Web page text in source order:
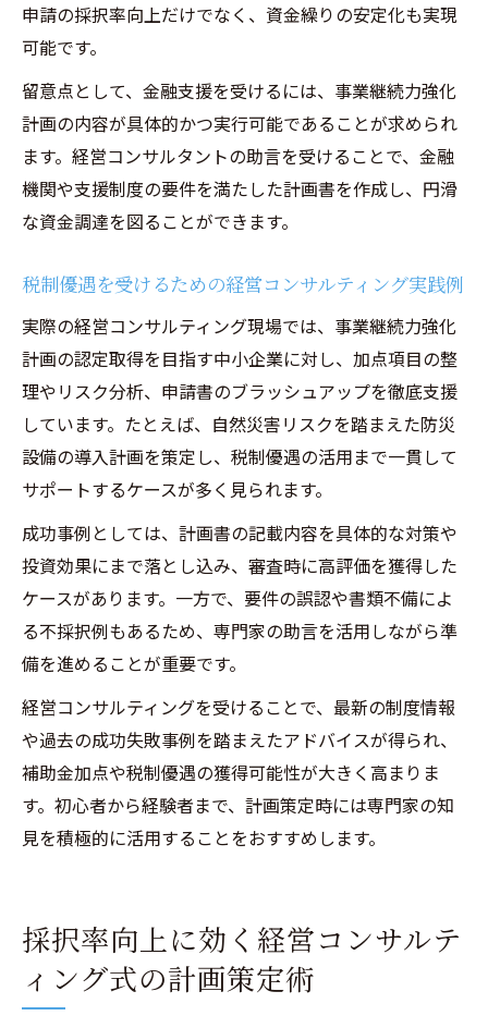
申請の採択率向上だけでなく、資金繰りの安定化も実現
可能です。
留意点として、金融支援を受けるには、事業継続力強化
計画の内容が具体的かつ実行可能であることが求められ
ます。経営コンサルタントの助言を受けることで、金融
機関や支援制度の要件を満たした計画書を作成し、円滑
な資金調達を図ることができます。
税制優遇を受けるための経営コンサルティング実践例
実際の経営コンサルティング現場では、事業継続力強化
計画の認定取得を目指す中小企業に対し、加点項目の整
理やリスク分析、申請書のブラッシュアップを徹底支援
しています。たとえば、自然災害リスクを踏まえた防災
設備の導入計画を策定し、税制優遇の活用まで一貫して
サポートするケースが多く見られます。
成功事例としては、計画書の記載内容を具体的な対策や
投資効果にまで落とし込み、審査時に高評価を獲得した
ケースがあります。一方で、要件の誤認や書類不備によ
る不採択例もあるため、専門家の助言を活用しながら準
備を進めることが重要です。
経営コンサルティングを受けることで、最新の制度情報
や過去の成功失敗事例を踏まえたアドバイスが得られ、
補助金加点や税制優遇の獲得可能性が大きく高まりま
す。初心者から経験者まで、計画策定時には専門家の知
見を積極的に活用することをおすすめします。
採択率向上に効く経営コンサルテ
ィング式の計画策定術